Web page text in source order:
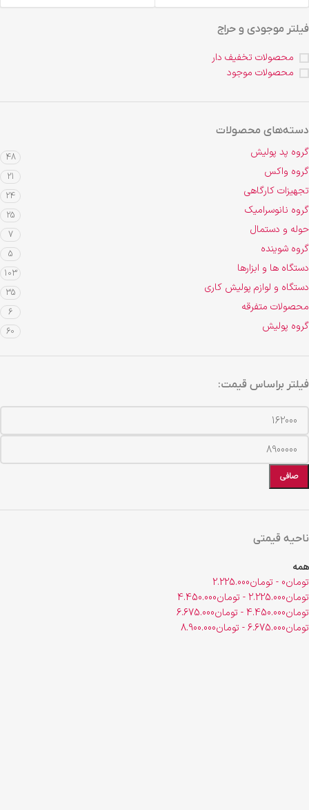
فیلتر موجودی و حراج
محصولات تخفیف دار
محصولات موجود
دسته‌های محصولات
گروه پد پولیش 48
گروه واکس 21
تجهیزات کارگاهی 24
گروه نانوسرامیک 25
حوله و دستمال 7
گروه شوینده 5
دستگاه ها و ابزارها 103
دستگاه و لوازم پولیش کاری 35
محصولات متفرقه 6
گروه پولیش 60
فیلتر براساس قیمت:
صافی
ناحیه قیمتی
همه
تومان0
- تومان2.225.000
تومان2.225.000
- تومان4.450.000
تومان4.450.000
- تومان6.675.000
تومان6.675.000
- تومان8.900.000